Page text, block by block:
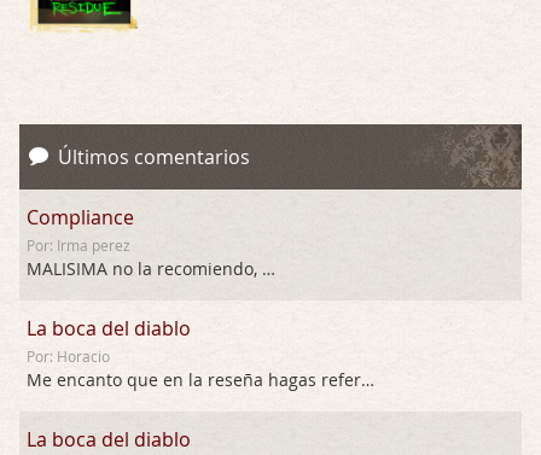
Últimos comentarios
Compliance
Por: Irma perez
MALISIMA no la recomiendo, …
La boca del diablo
Por: Horacio
Me encanto que en la reseña hagas referen …
La boca del diablo